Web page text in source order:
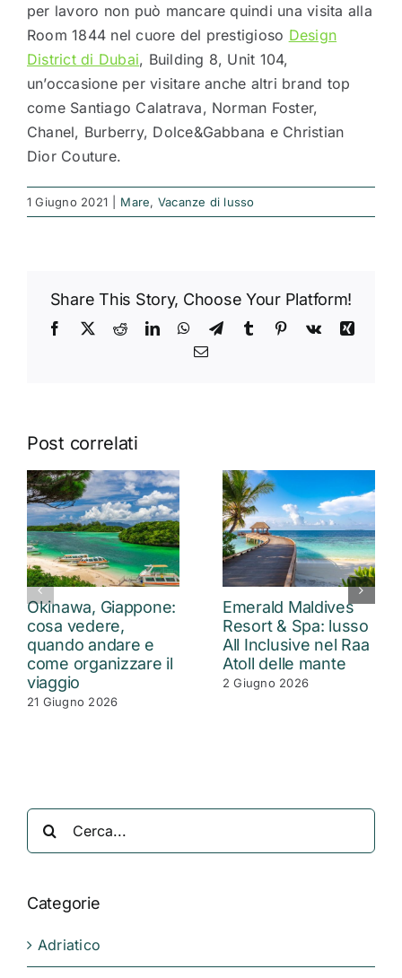
per lavoro non può mancare quindi una visita alla
Room 1844 nel cuore del prestigioso Design
District di Dubai, Building 8, Unit 104,
un’occasione per visitare anche altri brand top
come Santiago Calatrava, Norman Foster,
Chanel, Burberry, Dolce&Gabbana e Christian
Dior Couture.
1 Giugno 2021 Mare, Vacanze di lusso
Share This Story, Choose Your Platform!
Facebook
X RedditLinkedInWhatsApp
TelegramTumblr Pinterest
Vk
Xing
Email
Post correlati
Okinawa, Giappone:
cosa vedere,
quando andare e
come organizzare il
viaggio
21 Giugno 2026
Emerald Maldives
Resort & Spa: lusso
All Inclusive nel Raa
Atoll delle mante
2 Giugno 2026
Cerca
per:
Categorie
Adriatico